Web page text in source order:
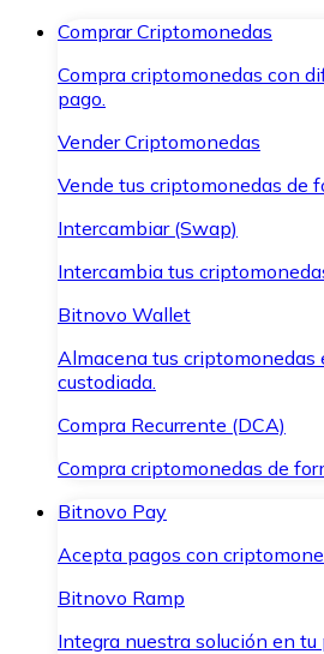
Comprar Criptomonedas
Compra criptomonedas con
pago.
Vender Criptomonedas
Vende tus criptomonedas de
Intercambiar (Swap)
Intercambia tus
Bitnovo Wallet
Almacena tus criptomonedas
custodiada.
Compra Recurrente (DCA)
Compra criptomonedas de
Bitnovo Pay
Acepta pagos con
Bitnovo Ramp
Integra nuestra solución en tu